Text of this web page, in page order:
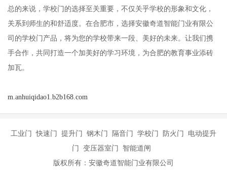
总的来说，学校门的选择至关重要，不仅关乎学校的形象和文化，
关系到师生的和舒适度。在合肥市，选择安徽奇道智能门业有限公
司的学校门产品，将为您的学校带来一段、美好的未来。让我们携
手合作，共同打造一个加美好的学习环境，为合肥的教育事业添砖
加瓦。
m.anhuiqidao1.b2b168.com
工业门 快速门 提升门 钢木门 隔音门 学校门 防火门 电动提升
门 变压器室门 智能道闸
版权所有：安徽奇道智能门业有限公司